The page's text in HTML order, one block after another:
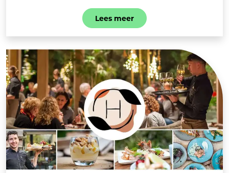
Lees meer